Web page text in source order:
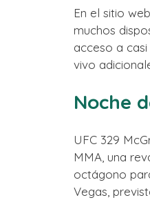
En el sitio
muchos
acceso a
vivo
Noche
UFC 329
MMA, una
octágono
Vegas,